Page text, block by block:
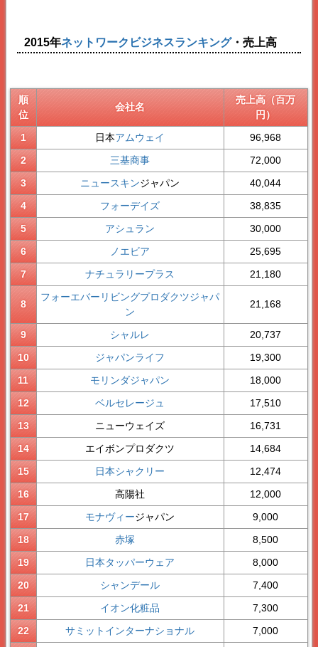
2015年ネットワークビジネスランキング・売上高
順
位
会社名
売上高（百万
円）
1
日本アムウェイ
96,968
2
三基商事
72,000
3
ニュースキンジャパン
40,044
4
フォーデイズ
38,835
5
アシュラン
30,000
6
ノエビア
25,695
7
ナチュラリープラス 21,180
8
フォーエバーリビングプロダクツジャパ
ン
21,168
9 シャルレ
20,737
10
ジャパンライフ
19,300
11
モリンダジャパン
18,000
12
ベルセレージュ
17,510
13
ニューウェイズ
16,731
14
エイボンプロダクツ
14,684
15
日本シャクリー
12,474
16
高陽社
12,000
17
モナヴィージャパン
9,000
18
赤塚
8,500
19
日本タッパーウェア
8,000
20
シャンデール
7,400
21
イオン化粧品
7,300
22
サミットインターナショナル
7,000